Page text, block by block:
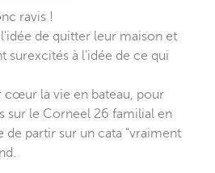
ravis !
de quitter leur maison et
surexcités à l'idée de ce qui
cœur la vie en bateau, pour
sur le Corneel 26 familial en
de partir sur un cata "vraiment